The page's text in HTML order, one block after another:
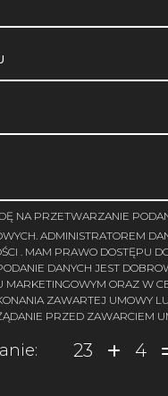
NA PRZETWARZANIE
ADMINISTRATOREM
. MAM PRAWO DOSTĘPU
DANYCH JEST
MARKETINGOWYM ORAZ W
ZAWARTEJ UMOWY
PRZED ZAWARCIEM
23 4